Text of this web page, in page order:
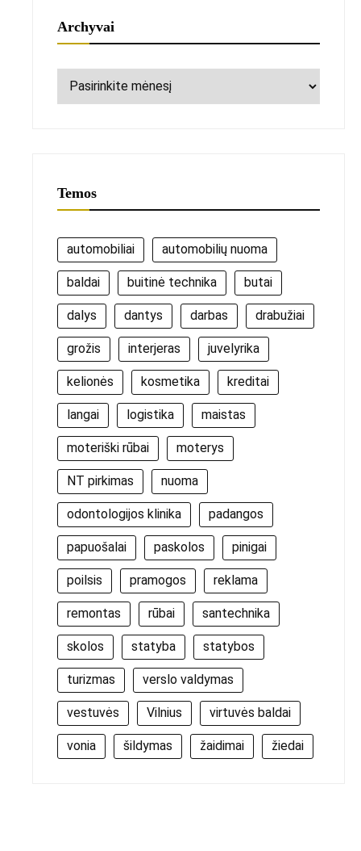
Archyvai
Archyvai
Temos
automobiliai automobilių nuoma
baldai buitinė technika butai
dalys dantys darbas drabužiai
grožis interjeras juvelyrika
kelionės kosmetika kreditai
langai logistika maistas
moteriški rūbai moterys
NT pirkimas nuoma
odontologijos klinika padangos
papuošalai paskolos pinigai
poilsis pramogos reklama
remontas rūbai santechnika
skolos statyba statybos
turizmas verslo valdymas
vestuvės Vilnius virtuvės baldai
vonia šildymas žaidimai žiedai